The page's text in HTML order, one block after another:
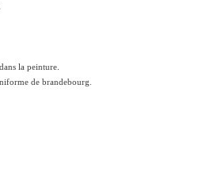
la peinture.
de brandebourg.